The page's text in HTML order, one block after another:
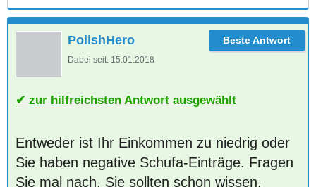
PolishHero
Dabei seit: 15.01.2018
zur hilfreichsten Antwort ausgewählt
Entweder ist Ihr Einkommen zu niedrig oder
Sie haben negative Schufa-Einträge. Fragen
Sie mal nach. Sie sollten schon wissen,